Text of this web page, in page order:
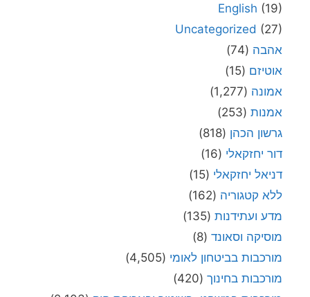
English (19)
Uncategorized (27)
אהבה (74)
אוטיזם (15)
אמונה (1,277)
אמנות (253)
גרשון הכהן (818)
דור יחזקאלי (16)
דניאל יחזקאלי (15)
ללא קטגוריה (162)
מדע ועתידנות (135)
מוסיקה וסאונד (8)
מורכבות בביטחון לאומי (4,505)
מורכבות בחינוך (420)